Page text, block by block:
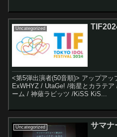
Uncategorized
<第5弾出演者(50音順)> アップア
ExWHYZ / UtaGe! /衛星とカラテ
ーム / 神薙ラビッツ /KiSS KiS...
Uncategorized サマナ